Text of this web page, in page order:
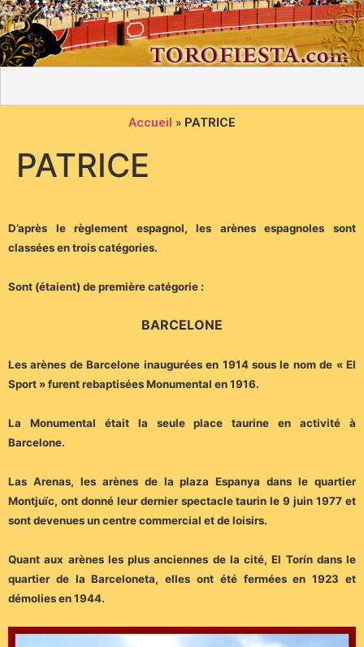
Accueil » PATRICE
PATRICE
D’après le règlement espagnol, les arènes espagnoles sont
classées en trois catégories.
Sont (étaient) de première catégorie :
BARCELONE
Les arènes de Barcelone inaugurées en 1914 sous le nom de « El
Sport » furent rebaptisées Monumental en 1916.
La Monumental était la seule place taurine en activité à
Barcelone.
Las Arenas, les arènes de la plaza Espanya dans le quartier
Montjuïc, ont donné leur dernier spectacle taurin le 9 juin 1977 et
sont devenues un centre commercial et de loisirs.
Quant aux arènes les plus anciennes de la cité, El Torín dans le
quartier de la Barceloneta, elles ont été fermées en 1923 et
démolies en 1944.